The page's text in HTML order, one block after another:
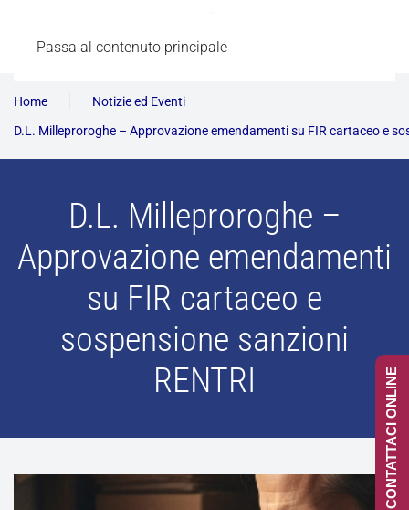
Passa al contenuto principale
Home
Notizie ed Eventi
D.L. Milleproroghe – Approvazione emendamenti su FIR cartaceo e
D.L. Milleproroghe –
Approvazione emendamenti
su FIR cartaceo e
sospensione sanzioni
RENTRI
CONTATTACI ONLINE